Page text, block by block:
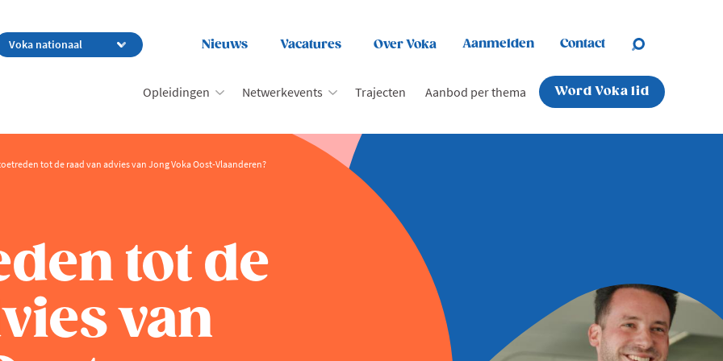
Nieuws Vacatures Over Voka Aanmelden Contact
Opleidingen Netwerkevents Trajecten Aanbod per thema Word Voka lid
tot de raad van advies van Jong Voka Oost-Vlaanderen?
tot de
van